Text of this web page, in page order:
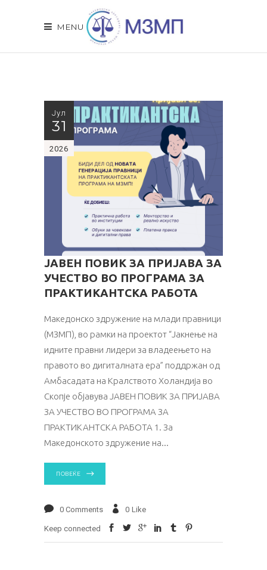
MENU
Јул
31
2026
ЈАВЕН ПОВИК ЗА ПРИЈАВА ЗА
УЧЕСТВО ВО ПРОГРАМА ЗА
ПРАКТИКАНТСКА РАБОТА
Македонско здружение на млади правници
(МЗМП), во рамки на проектот “Јакнење на
идните правни лидери за владеењето на
правото во дигиталната ера” поддржан од
Амбасадата на Кралството Холандија во
Скопје објавува ЈАВЕН ПОВИК ЗА ПРИЈАВА
ЗА УЧЕСТВО ВО ПРОГРАМА ЗА
ПРАКТИКАНТСКА РАБОТА 1. За
Македонското здружение на
ПОВЕЌЕ
0 Comments 0 Like
Keep connected